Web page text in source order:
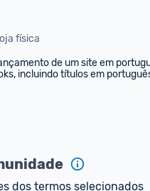
física
de um site em
incluindo títulos em
dos termos selecionados